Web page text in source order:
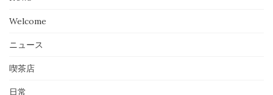
Welcome
ニュース
喫茶店
日常